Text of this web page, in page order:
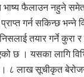
भाष्य फैलाउन नहुने
गर्न सकिन्छ भन्ने
तयार गर्ने कुरा र
छ । यसका लागि
८ लाख सूचीकृत